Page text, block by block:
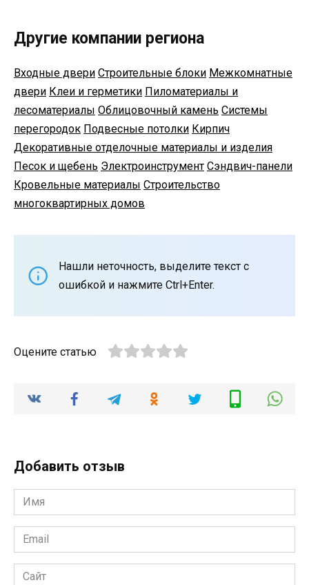
Другие компании региона
Входные двери Строительные блоки Межкомнатные
двери Клеи и герметики Пиломатериалы и
лесоматериалы Облицовочный камень Системы
перегородок Подвесные потолки Кирпич
Декоративные отделочные материалы и изделия
Песок и щебень Электроинструмент Сэндвич-панели
Кровельные материалы Строительство
многоквартирных домов
Нашли неточность, выделите текст с
ошибкой и нажмите Ctrl+Enter.
Оцените статью
Добавить отзыв
Имя
*
Email
*
Сайт